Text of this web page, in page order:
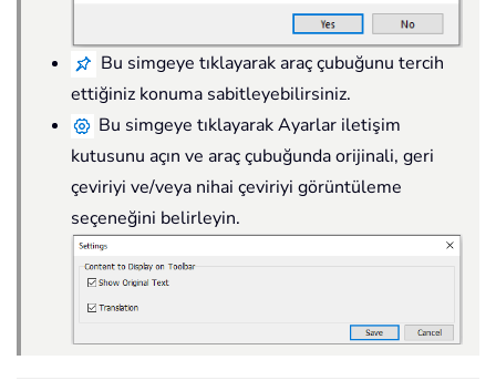
Bu simgeye tıklayarak araç çubuğunu tercih
ettiğiniz konuma sabitleyebilirsiniz.
Bu simgeye tıklayarak Ayarlar iletişim
kutusunu açın ve araç çubuğunda orijinali, geri
çeviriyi ve/veya nihai çeviriyi görüntüleme
seçeneğini belirleyin.